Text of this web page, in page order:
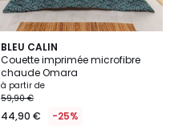
BLEU CALIN
Couette imprimée microfibre
chaude Omara
à partir de
59,90 €
44,90 € -25%
5
/
5